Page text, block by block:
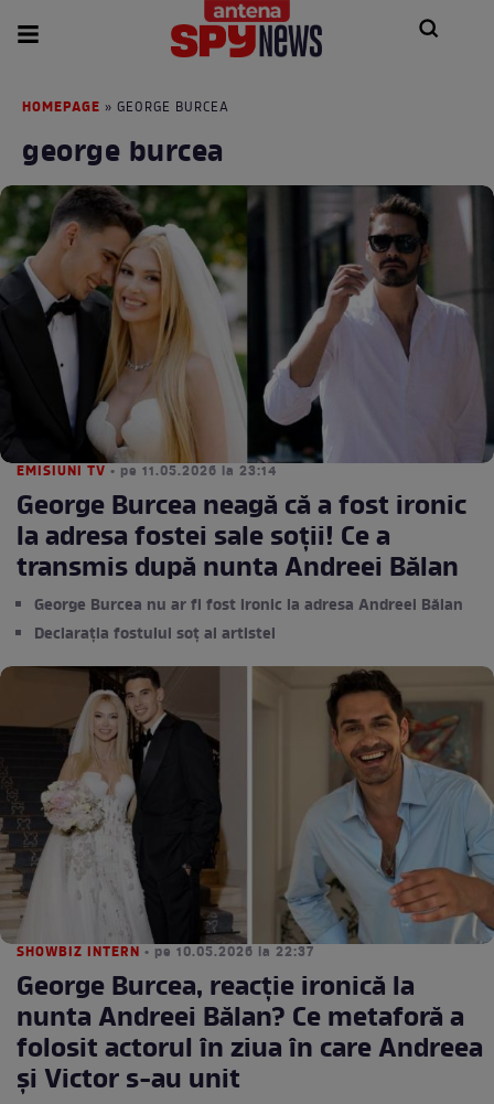
HOMEPAGE » GEORGE BURCEA
george burcea
EMISIUNI TV • pe 11.05.2026 la 23:14
George Burcea neagă că a fost ironic
la adresa fostei sale soții! Ce a
transmis după nunta Andreei Bălan
George Burcea nu ar fi fost ironic la adresa Andreei Bălan
Declarația fostului soț al artistei
SHOWBIZ INTERN • pe 10.05.2026 la 22:37
George Burcea, reacție ironică la
nunta Andreei Bălan? Ce metaforă a
folosit actorul în ziua în care Andreea
și Victor s-au unit